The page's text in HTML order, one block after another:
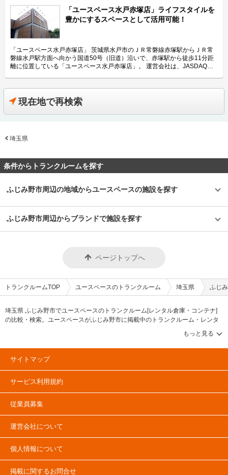
スペース）」の運営会社です。 今回は、三協フロンテア株式会社が運営し
ている「ユースペース宇都宮中今泉店」の特長や利用用途などをご紹介致し
ます。 「ユースペース宇都宮中今泉店」の特長を教えてください。 「ユー
スペース宇都宮中今泉店」はトランクルームを通じてライフスタイルを豊か
にするというコンセプト「+U」の施設としてお客様に付加価値のある快適
な空間を提供したいという想いから、通常の収納スペースのほか、趣味やテ
レワークの場所としても利用可能な「隠れ家ルーム」、収納する荷物の整
理・手入れが可能なご契約者様共有の「ワークスペース」といった付加価値
タイプのお部屋には全て棚板を標準装備として提供するなどお客様目線で店
舗を運営しています。 主にどんな方がご利用されているのでしょうか？
「ユースペース宇都宮中今泉店」が位置する栃木県宇都宮市は、20年前と
比較して人口が増えていることもあり、近隣にお住いのファミリー層などの
奥州街道に面した立地で専用駐車場もあるため、内装業者様が材料置き場と
用頂けるように防犯カメラは1階の入口、2階の裏口、各フロアの通路にそ
れぞれ1台ずつの計4台が設置されているだけでなく、定期的に店舗を巡回
タンも設置しておりますので、有事の際には提携警備会社が駆けつける仕組
みとなっています。設備面でも建物に断熱材を使用しているほか、お客様の
入れできる設備も完備しているため、女性一人でのご利用も安心です。 費
いは口座振替をご利用頂けます。「ユースペース宇都宮中今泉店」は施設見
気軽にお問い合わせください。 編集後記 三協フロンテア株式会社の「ユー
スペース宇都宮中今泉店」は清潔感と安心感があるトランクルームだった。
ないほどお洒落でデザインのこだわりも感じた。また万全なセキュリティか
らくる安心感や、お客様目線での除湿機の設置や棚板付きルームなど気遣い
今泉店」の隠れ家ルームは、エアコンと換気扇が設置されているだけでな
ているなど付加価値の高い部屋も提供しており、利用客に寄り添った店舗で
あると感じた。またゴルフバックや大型の荷物を収納したい場合には、1ヶ
ランクルームにどのような付加価値を付けた施設を展開するのか注目したい
「ユースペース水戸赤塚店」ライフスタイルを
豊かにするスペースとして活用可能！
「ユースペース水戸赤塚店」 茨城県水戸市のＪＲ常磐線赤塚駅からＪＲ常
磐線水戸駅方面へ向かう国道50号（旧道）沿いで、赤塚駅から徒歩11分距
離に位置している「ユースペース水戸赤塚店」。 運営会社は、JASDAQに
スペースやワークスペースなど人々の心や暮らしを豊かにするサービスも拡
充している会社です。 今回は、三協フロンテア株式会社が運営している
「ユースペース水戸赤塚店」の特徴や利用用途などをご紹介します。 「ユ
ースペース水戸赤塚店」の特徴を教えてください。 「ユースペース水戸赤
滞在型の「隠れ家ルーム」や作業が可能な「ワークスペース」、その他にも
0.3帖の小さい部屋から3.4帖の部屋まで様々なサイズがあるため、用途に合
わせてご利用いただけます。 主にどんな方がご利用されているのでしょう
類、家具、アウトドア用品などがあります。 「ユースペース水戸赤塚店」
また、室内にはリラックスできるBGMやアロマなど、快適な空間を演出す
る装置も用意しています。エレベーター、台車、踏み台など、荷物をより簡
単に出し入れできる設備も完備しているため、女性一人でのご利用も安心で
万が一のときも安心いただけます。加えて、人感LEDライトなどを兼ね備え
た室内タイプの収納スペースであるので、女性の方でも安心して使えるよう
もご利用いただけます。空調換気設備としてエアコン、サーキュレーターな
どを設置しお客様が満足できるサービスを提供しています。 費用や契約に
ついて教えてください。 ご契約では、月々の賃料のほかに基本管理整備料
定費用はありません。部屋の雰囲気や広さなど、気になる点は事前の内見
（見学）チェックをおすすめをしています。時期によって特別賃貸キャンペ
1ヶ月などの短期利用や即日利用も可能です。月々のお支払いは、口座振替
ムの色は白を基調とし、全体的に清潔感があり、万全なセキュリティ設備や
ずに収納できるのも良いと感じた。「ユースペース水戸赤塚店」は、1ヶ月
の管理料にプラス1,000円で使えるワークスペースがあることも特徴で、館
内はアロマやリラックスできるBGMが設置されており、日々の生活の一部
としても利用したくなる「ライフスタイルを豊かにする場所」という印象を
受けた。近隣エリアの方で、収納空間を借りたい方がいたら紹介したい物件
だと思った。
現在地で再検索
埼玉県
条件からトランクルームを探す
ふじみ野市周辺の地域からユースペースの施設を探す
ふじみ野市周辺からブランドで施設を探す
ページトップへ
トランクルームTOP ユースペースのトランクルーム 埼玉県 ふじ
埼玉県 ふじみ野市でユースペースのトランクルーム[レンタル倉庫・コンテナ]
の比較・検索。ユースペースがふじみ野市に掲載中のトランクルーム・レンタ
ル倉庫・レンタルコンテナなどの収納スペースを、借りたい地域から探して、
広さ・料金[賃料]・セキュリティ・空調完備・24時間出し入れ可能などの希望条
件で絞込み！豊富な物件数から様々な方法でご希望の収納スペースを簡単に探
せるトランクルーム情報サイトです。ユースペースで気になるトランクルーム
サイトマップ
サービス利用規約
従業員募集
運営会社について
個人情報について
掲載に関するお問合せ